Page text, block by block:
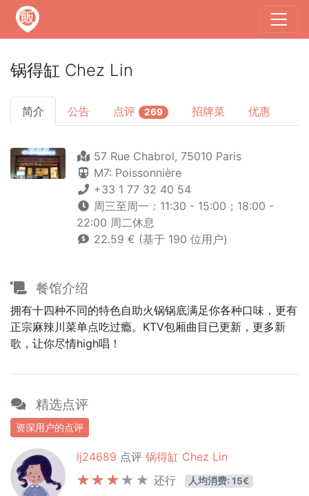
锅得缸 Chez Lin
简介 公告 点评 269 招牌菜 优惠
57 Rue Chabrol, 75010 Paris
M7: Poissonnière
+33 1 77 32 40 54
周三至周一：11:30 - 15:00；18:00 -
22:00 周二休息
22.59 € (基于 190 位用户)
餐馆介绍
拥有十四种不同的特色自助火锅锅底满足你各种口味，更有
正宗麻辣川菜单点吃过瘾。KTV包厢曲目已更新，更多新
歌，让你尽情high唱！
精选点评
资深用户的点评
lj24689 点评 锅得缸 Chez Lin
还行
人均消费: 15€